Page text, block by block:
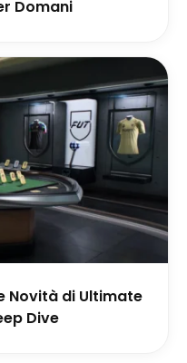
Domani
Novità di Ultimate
Dive